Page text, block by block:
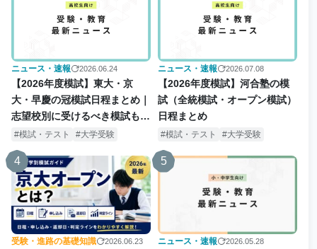
ニュース・速報 2026.06.24
【2026年度模試】東大・京
大・早慶の冠模試日程まとめ｜
志望校別に受けるべき模試も解
説模試・テスト 大学受験
ニュース・速報 2026.07.08
【2026年度模試】河合塾の模
試（全統模試・オープン模試）
日程まとめ
模試・テスト 大学受験
4
受験・進路の基礎知識 2026.06.23
5
ニュース・速報 2026.05.28